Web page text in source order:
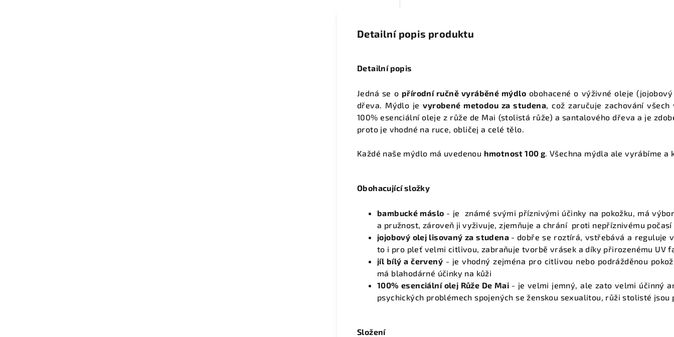
Detailní popis produktu
Detailní popis
Jedná se o přírodní ručně vyráběné mýdlo obohacené o výživné oleje
dřeva. Mýdlo jevyrobené metodou za studena , což zaručuje zachování
100% esenciální oleje z růže de Mai (stolistá růže) a santalového dřeva a je
proto je vhodné na ruce, obličej a celé tělo.
Každé naše mýdlo má uvedenou hmotnost 100 g . Všechna mýdla ale vyrábíme
Obohacující složky
bambucké máslo - je známé svými příznivými účinky na pokožku, má
a pružnost, zároveň ji vyživuje, zjemňuje a chrání proti nepříznivému počasí
jojobový olej lisovaný za studena - dobře se roztírá, vstřebává a reguluje
to i pro pleť velmi citlivou, zabraňuje tvorbě vrásek a díky přirozenému UV
jíl bílý a červený - je vhodný zejména pro citlivou nebo podrážděnou
má blahodárné účinky na kůži
100% esenciální olej Růže De Mai - je velmi jemný, ale zato velmi účinný
psychických problémech spojených se ženskou sexualitou, růži stolisté
Složení